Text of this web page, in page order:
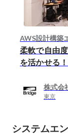
AWS設計構築
柔軟で自由
を活かせる
株式会
東京
システムエ